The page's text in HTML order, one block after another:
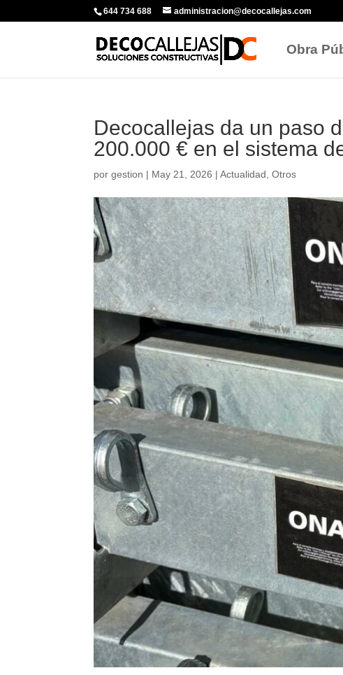
644 734 688 administracion@decocallejas.com
Obra
Decocallejas da un paso
200.000 € en el sistema
porgestion | May 21, 2026 |Actualidad ,Otros